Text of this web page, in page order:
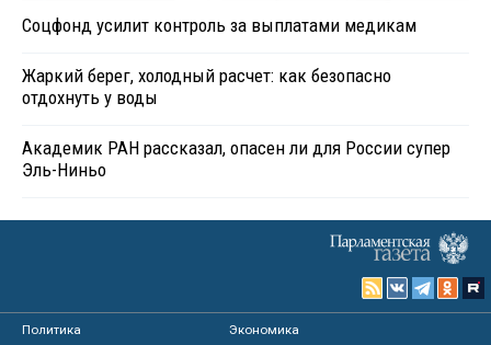
Соцфонд усилит контроль за выплатами медикам
Жаркий берег, холодный расчет: как безопасно
отдохнуть у воды
Академик РАН рассказал, опасен ли для России супер
Эль-Ниньо
Политика
Экономика